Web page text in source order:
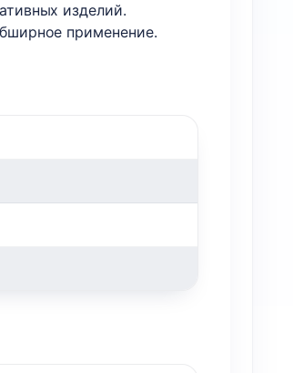
изделий.
применение.